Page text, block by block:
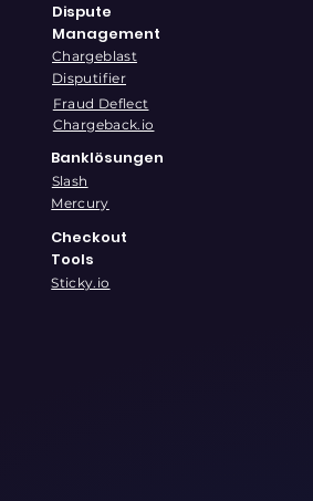
Dispute
Management
Chargeblast
Disputifier
Fraud Deflect
Chargeback.io
Banklösungen
Slash
Mercury
Checkout
Tools
Sticky.io